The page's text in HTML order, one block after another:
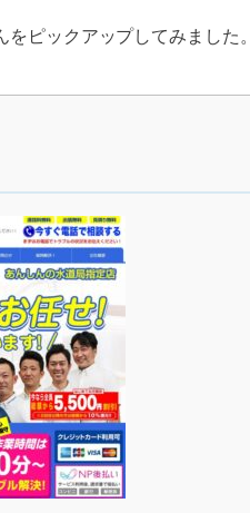
ピックアップしてみました。